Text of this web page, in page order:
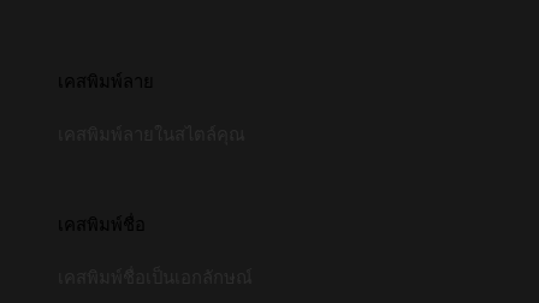
เคสพิมพ์ลาย
เคสพิมพ์ชื่อ